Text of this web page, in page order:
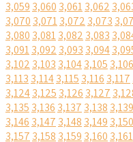
3,059 3,060 3,0613,062
3,070 3,0713,072 3,073
3,080 3,0813,082 3,083
3,0913,092 3,093 3,094
3,102 3,103 3,1043,105 3,106
3,113 3,1143,115 3,116 3,117
3,1243,125 3,126 3,127
3,135 3,136 3,137 3,138 3,139
3,146 3,147 3,148 3,149 3,150
3,157 3,158 3,159 3,160 3,161